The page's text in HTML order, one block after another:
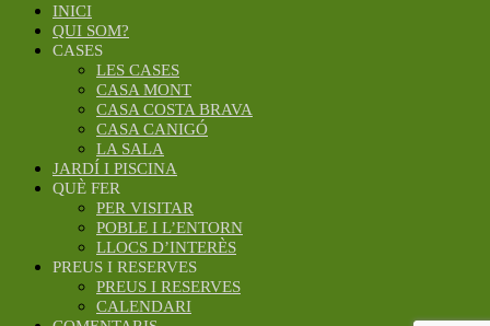
INICI
QUI SOM?
CASES
LES CASES
CASA MONT
CASA COSTA BRAVA
CASA CANIGÓ
LA SALA
JARDÍ I PISCINA
QUÈ FER
PER VISITAR
POBLE I L’ENTORN
LLOCS D’INTERÈS
PREUS I RESERVES
PREUS I RESERVES
CALENDARI